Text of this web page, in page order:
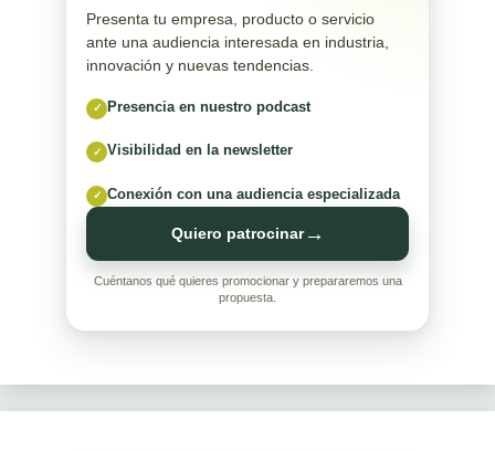
Presenta tu empresa, producto o servicio
ante una audiencia interesada en industria,
innovación y nuevas tendencias.
✓ Presencia en nuestro podcast
✓ Visibilidad en la newsletter
✓ Conexión con una audiencia especializada
Quiero patrocinar→
Cuéntanos qué quieres promocionar y prepararemos una
propuesta.